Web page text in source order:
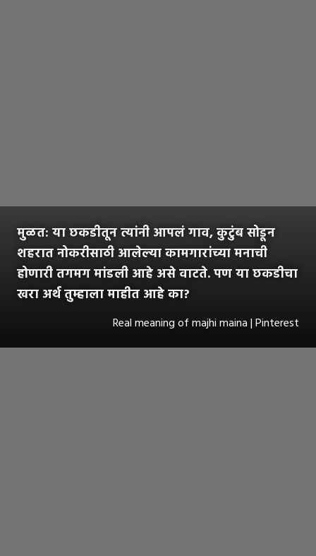
मुळत: या छकडीतून त्यांनी आपलं गाव, कुटुंब सोडून
शहरात नोकरीसाठी आलेल्या कामगारांच्या मनाची
होणारी तगमग मांडली आहे असे वाटते. पण या छकडीचा
खरा अर्थ तुम्हाला माहीत आहे का?
Real meaning of majhi maina | Pinterest